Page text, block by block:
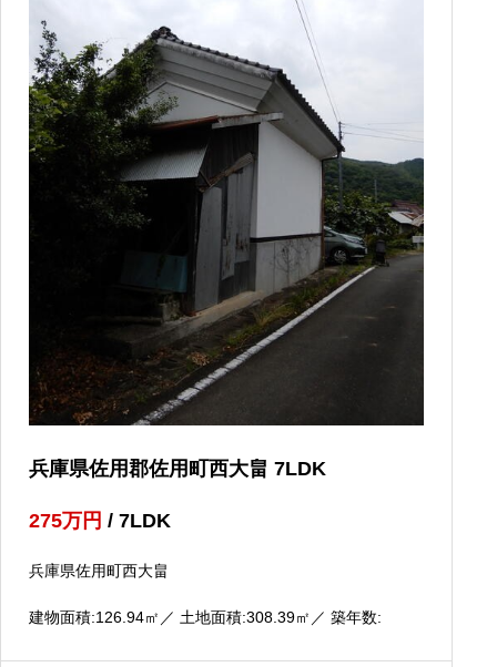
兵庫県佐用郡佐用町西大畠 7LDK
275万円 / 7LDK
兵庫県佐用町西大畠
建物面積:126.94㎡ ／ 土地面積:308.39㎡ ／ 築年数: